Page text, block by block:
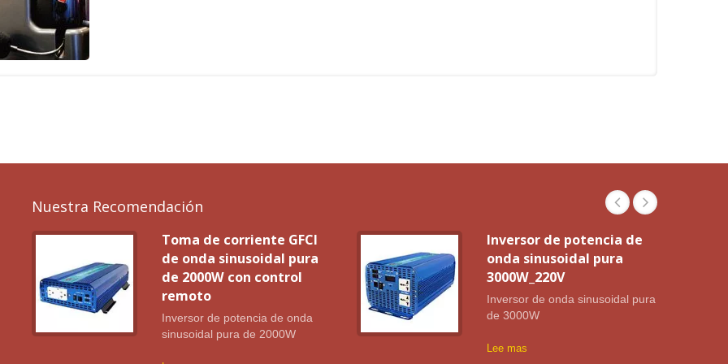
Nuestra Recomendación
Toma de corriente GFCI
de onda sinusoidal pura
de 2000W con control
remoto
Inversor de potencia de onda
sinusoidal pura de 2000W
Inversor de potencia de
onda sinusoidal pura
3000W_220V
Inversor de onda sinusoidal pura
de 3000W
Lee mas